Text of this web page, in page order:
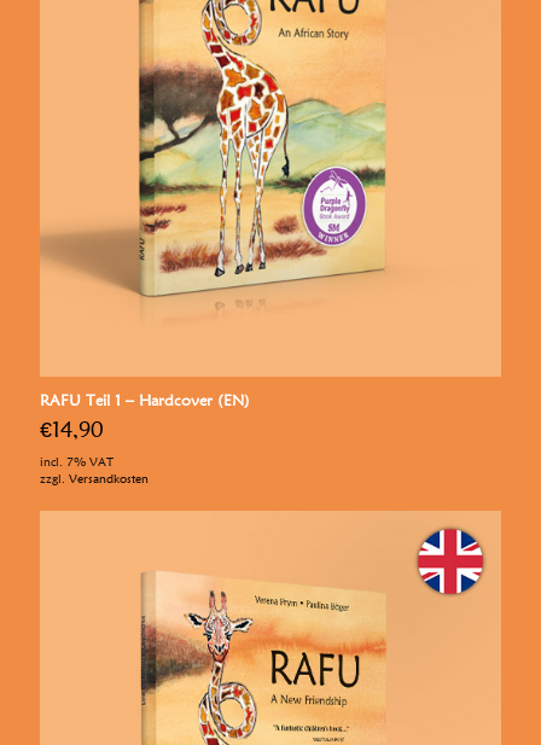
RAFU Teil 1 – Hardcover (EN)
€14,90
incl. 7% VAT
zzgl. Versandkosten